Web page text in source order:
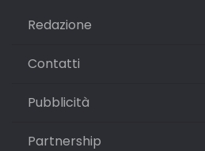
Redazione
Contatti
Pubblicità
Partnership